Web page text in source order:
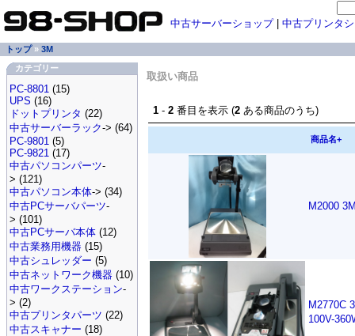
中古サーバーショップ| 中古プリンタ
トップ» 3M
カテゴリー
PC-8801 (15)
UPS (16)
ドットプリンタ (22)
中古サーバーラック-> (64)
PC-9801 (5)
PC-9821 (17)
中古パソコンパーツ-
> (121)
中古パソコン本体-> (34)
中古PCサーバパーツ-
> (101)
中古PCサーバ本体 (12)
中古業務用機器 (15)
中古シュレッダー (5)
中古ネットワーク機器 (10)
中古ワークステーション-
> (2)
中古プリンタパーツ (22)
中古スキャナー (18)
取扱い商品
1 - 2 番目を表示 (2 ある商品のうち)
商品名+
M2000
M2770C
100V-